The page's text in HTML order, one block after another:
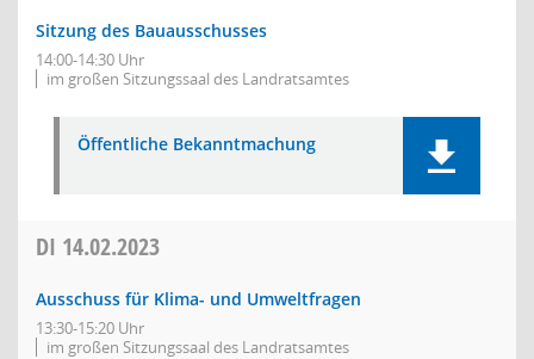
Sitzung des Bauausschusses
14:00-14:30 Uhr
im großen Sitzungssaal des Landratsamtes
Öffentliche Bekanntmachung
DI 14.02.2023
Ausschuss für Klima- und Umweltfragen
13:30-15:20 Uhr
im großen Sitzungssaal des Landratsamtes